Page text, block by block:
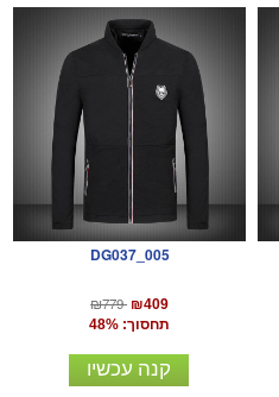
DG037_005
₪779 ₪409
תחסוך: 48%
קנה עכשיו